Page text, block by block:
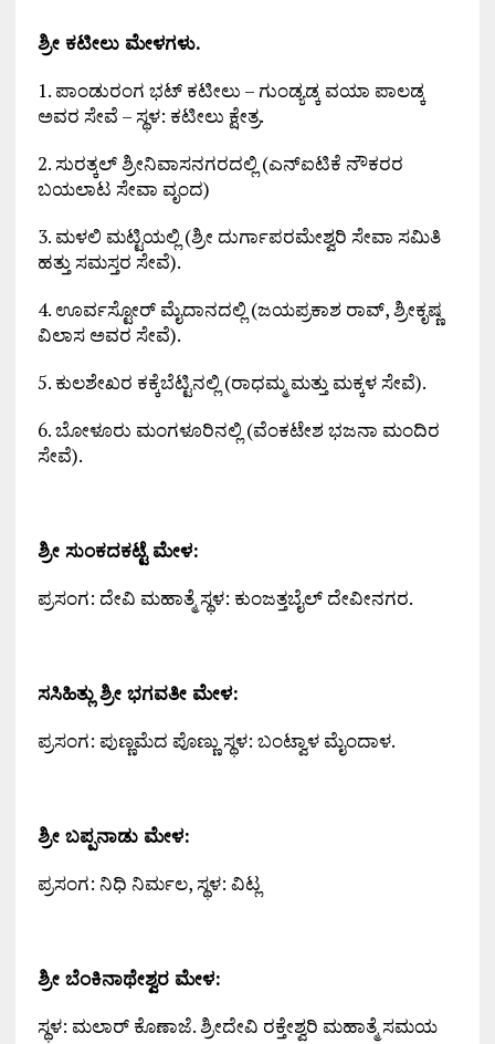
ಶ್ರೀ ಕಟೀಲು ಮೇಳಗಳು.
1. ಪಾಂಡುರಂಗ ಭಟ್ ಕಟೀಲು – ಗುಂಡ್ಯಡ್ಕ ವಯಾ ಪಾಲಡ್ಕ
ಅವರ ಸೇವೆ – ಸ್ಥಳ: ಕಟೀಲು ಕ್ಷೇತ್ರ.
2. ಸುರತ್ಕಲ್ ಶ್ರೀನಿವಾಸನಗರದಲ್ಲಿ (ಎನ್ಐಟಿಕೆ ನೌಕರರ
ಬಯಲಾಟ ಸೇವಾ ವೃಂದ)
3. ಮಳಲಿ ಮಟ್ಟಿಯಲ್ಲಿ (ಶ್ರೀ ದುರ್ಗಾಪರಮೇಶ್ವರಿ ಸೇವಾ ಸಮಿತಿ
ಹತ್ತು ಸಮಸ್ತರ ಸೇವೆ).
4. ಊರ್ವಸ್ಟೋರ್ ಮೈದಾನದಲ್ಲಿ (ಜಯಪ್ರಕಾಶ ರಾವ್, ಶ್ರೀಕೃಷ್ಣ
ವಿಲಾಸ ಅವರ ಸೇವೆ).
5. ಕುಲಶೇಖರ ಕಕ್ಕೆಬೆಟ್ಟಿನಲ್ಲಿ (ರಾಧಮ್ಮ ಮತ್ತು ಮಕ್ಕಳ ಸೇವೆ).
6. ಬೋಳೂರು ಮಂಗಳೂರಿನಲ್ಲಿ (ವೆಂಕಟೇಶ ಭಜನಾ ಮಂದಿರ
ಸೇವೆ).
ಶ್ರೀ ಸುಂಕದಕಟ್ಟೆ ಮೇಳ:
ಪ್ರಸಂಗ: ದೇವಿ ಮಹಾತ್ಮೆ ಸ್ಥಳ: ಕುಂಜತ್ತಬೈಲ್ ದೇವೀನಗರ.
ಸಸಿಹಿತ್ಲು ಶ್ರೀ ಭಗವತೀ ಮೇಳ:
ಪ್ರಸಂಗ: ಪುಣ್ಣಮೆದ ಪೊಣ್ಣು ಸ್ಥಳ: ಬಂಟ್ವಾಳ ಮೈಂದಾಳ.
ಶ್ರೀ ಬಪ್ಪನಾಡು ಮೇಳ:
ಪ್ರಸಂಗ: ನಿಧಿ ನಿರ್ಮಲ, ಸ್ಥಳ: ವಿಟ್ಲ
ಶ್ರೀ ಬೆಂಕಿನಾಥೇಶ್ವರ ಮೇಳ:
ಸ್ಥಳ: ಮಲಾರ್ ಕೊಣಾಜೆ. ಶ್ರೀದೇವಿ ರಕ್ತೇಶ್ವರಿ ಮಹಾತ್ಮೆ ಸಮಯ